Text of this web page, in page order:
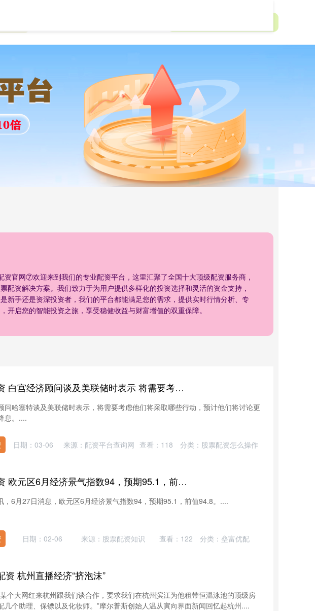
官网⑦欢迎来到我们的专业配资平台，这里汇聚了全国十大顶级配资服务商，
配资解决方案。我们致力于为用户提供多样化的投资选择和灵活的资金支持，
新手还是资深投资者，我们的平台都能满足您的需求，提供实时行情分析、专
开启您的智能投资之旅，享受稳健收益与财富增值的双重保障。
泰安配资 白宫经济顾问谈及美联储时表示 将需要考虑他们将采取哪些行动 预计他们将讨论更大幅度的降息
问哈塞特谈及美联储时表示，将需要考虑他们将采取哪些行动，预计他们将讨论更
息。....
日期：03-06 来源：配资平台查询网 查看： 118 分类： 股票配资怎么操作
西科配资 欧元区6月经济景气指数94，预期95.1，前值94.8
，6月27日消息，欧元区6月经济景气指数94，预期95.1，前值94.8。....
日期：02-06 来源：股票配资知识 查看： 122 分类： 垒富优配
资 杭州直播经济“挤泡沫”
个大网红来杭州跟我们谈合作，要求我们在杭州滨江为他租带恒温泳池的顶级房
几个助理、保镖以及化妆师。”摩尔普斯创始人温从寅向界面新闻回忆起杭州....